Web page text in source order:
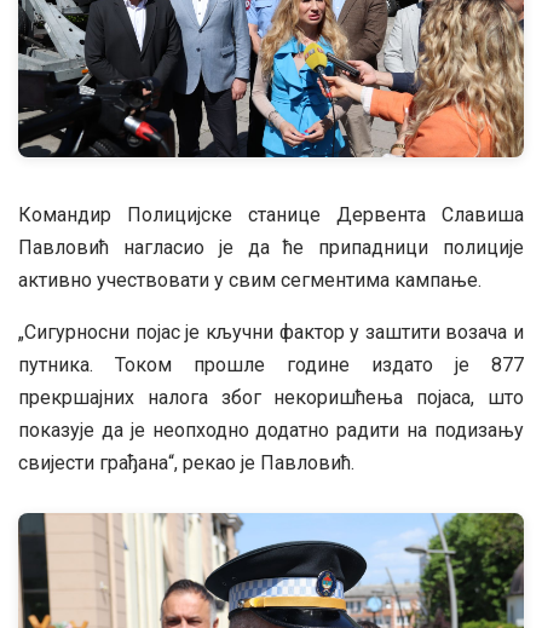
Командир Полицијске станице Дервента Славиша
Павловић нагласио је да ће припадници полиције
активно учествовати у свим сегментима кампање.
„Сигурносни појас је кључни фактор у заштити возача и
путника. Током прошле године издато је 877
прекршајних налога због некоришћења појаса, што
показује да је неопходно додатно радити на подизању
свијести грађана“, рекао је Павловић.